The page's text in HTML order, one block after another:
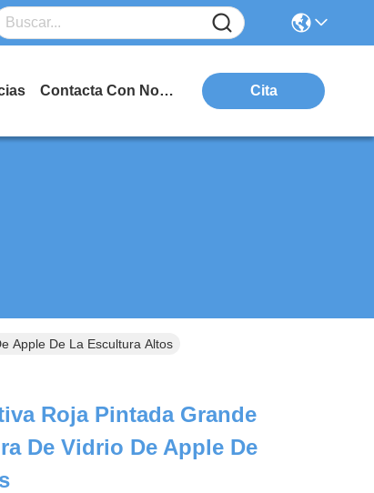
Contacta Con Nosotros Cita
Apple De La Escultura Altos
Roja Pintada Grande
De Vidrio De Apple De